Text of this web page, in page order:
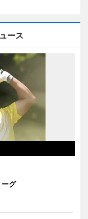
ース
グ